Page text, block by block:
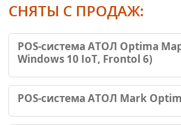
СНЯТЫ С ПРОДАЖ:
POS-система АТОЛ Optima
Windows 10 IoT, Frontol 6)
POS-система АТОЛ Mark